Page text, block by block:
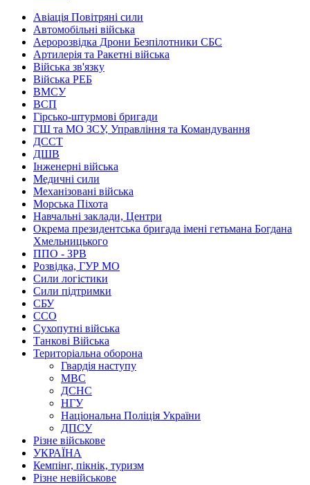
Авіація Повітряні сили
Автомобільні війська
Аеророзвідка Дрони Безпілотники СБС
Артилерія та Ракетні війська
Війська зв'язку
Війська РЕБ
ВМСУ
ВСП
Гірсько-штурмові бригади
ГШ та МО ЗСУ, Управління та Командування
ДССТ
ДШВ
Інженерні війська
Медичні сили
Механізовані війська
Морська Піхота
Навчальні заклади, Центри
Окрема президентська бригада імені гетьмана Богдана
Хмельницького
ППО - ЗРВ
Розвідка, ГУР МО
Сили логістики
Сили підтримки
СБУ
ССО
Сухопутні війська
Танкові Війська
Територіальна оборона
Гвардія наступу
МВС
ДСНС
НГУ
Національна Поліція України
ДПСУ
Різне військове
УКРАЇНА
Кемпінг, пікнік, туризм
Різне невійськове